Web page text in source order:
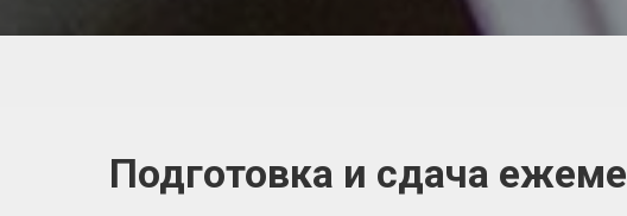
Подготовка и сдача